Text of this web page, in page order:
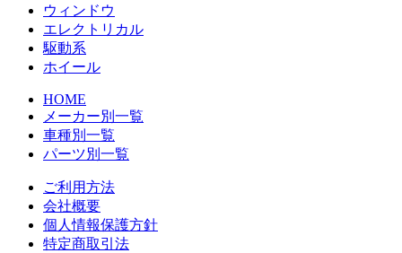
ウィンドウ
エレクトリカル
駆動系
ホイール
HOME
メーカー別一覧
車種別一覧
パーツ別一覧
ご利用方法
会社概要
個人情報保護方針
特定商取引法